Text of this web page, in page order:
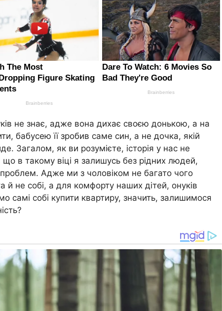
не знає, адже вона дихає своєю донькою, а на
бабусею її зробив саме син, а не дочка, якій
Загалом, як ви розумієте, історія у нас не
в такому віці я залишусь без рідних людей,
Адже ми з чоловіком не багато чого
й не собі, а для комфорту наших дітей, онуків
собі купити квартиру, значить, залишимося